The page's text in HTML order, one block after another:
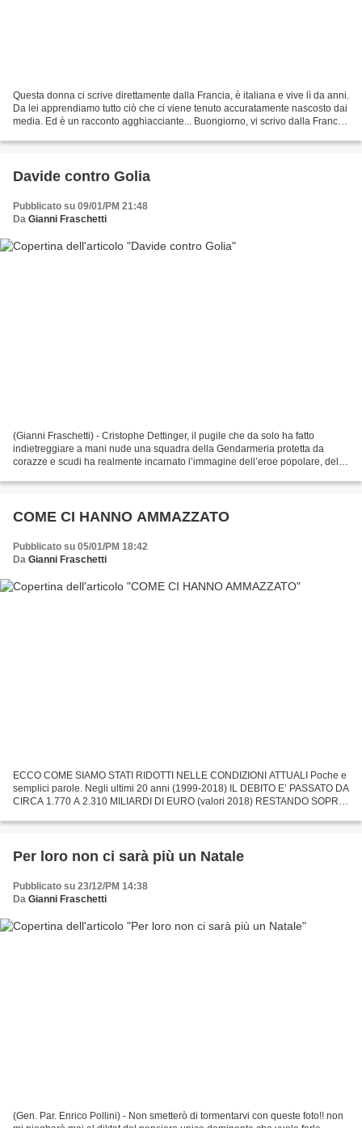
Questa donna ci scrive direttamente dalla Francia, è italiana e vive lì da anni.
Da lei apprendiamo tutto ciò che ci viene tenuto accuratamente nascosto dai
media. Ed è un racconto agghiacciante... Buongiorno, vi scrivo dalla Francia
Davide contro Golia
Pubblicato su 09/01/PM 21:48
Da Gianni Fraschetti
(Gianni Fraschetti) - Cristophe Dettinger, il pugile che da solo ha fatto
indietreggiare a mani nude una squadra della Gendarmeria protetta da
corazze e scudi ha realmente incarnato l’immagine dell’eroe popolare, del
COME CI HANNO AMMAZZATO
Pubblicato su 05/01/PM 18:42
Da Gianni Fraschetti
ECCO COME SIAMO STATI RIDOTTI NELLE CONDIZIONI ATTUALI Poche e
semplici parole. Negli ultimi 20 anni (1999-2018) IL DEBITO E’ PASSATO DA
CIRCA 1.770 A 2.310 MILIARDI DI EURO (valori 2018) RESTANDO SOPRA
Per loro non ci sarà più un Natale
Pubblicato su 23/12/PM 14:38
Da Gianni Fraschetti
(Gen. Par. Enrico Pollini) - Non smetterò di tormentarvi con queste foto!! non